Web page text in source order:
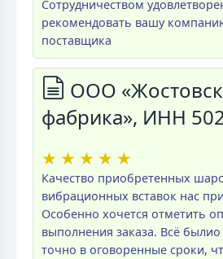
Сотрудничеством
рекомендовать вашу
поставщика
ООО
фабрика», ИНН
★ ★ ★ ★ ★
Качество приобретенных
вибрационных вставок нас
Особенно хочется отметить
выполнения заказа. Всё былио
точно в оговоренные сроки,